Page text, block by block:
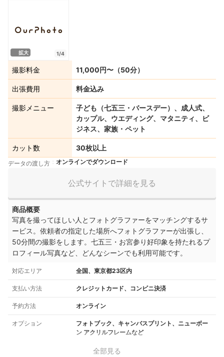
拡大 1/4
撮影料金 11,000円〜（50分）
出張費用 料金込み
撮影メニュー
子ども（七五三・バースデー）、成人式、
カップル、ウエディング、マタニティ、ビ
ジネス、家族・ペット
カット数 30枚以上
データの渡し方 オンラインでダウンロード
公式サイトで詳細を見る
商品概要
写真を撮ってほしい人とフォトグラファーをマッチングするサ
ービス。依頼者の指定した場所へフォトグラファーが出張し、
50分間の撮影をします。七五三・お宮参り好印象を持たれるプ
ロフィール写真など、どんなシーンでも利用可能です。
対応エリア 全国、東京都23区内
支払い方法 クレジットカード、コンビニ決済
予約方法 オンライン
オプション
フォトブック、キャンバスプリント、ニューボー
ン アクリルフレームなど
全部見る